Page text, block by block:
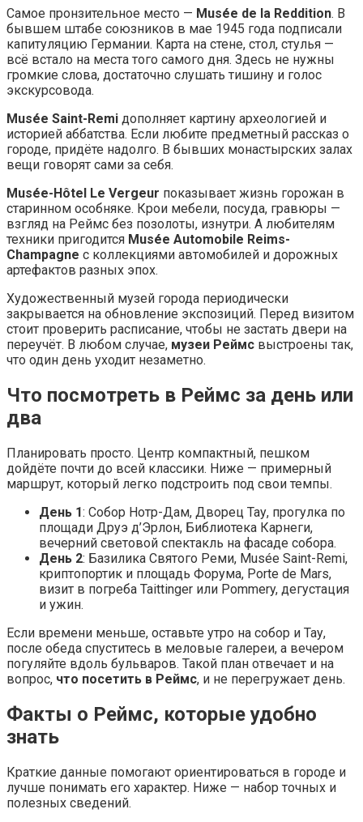
Самое пронзительное место — Musée de la Reddition. В
бывшем штабе союзников в мае 1945 года подписали
капитуляцию Германии. Карта на стене, стол, стулья —
всё встало на места того самого дня. Здесь не нужны
громкие слова, достаточно слушать тишину и голос
экскурсовода.
Musée Saint-Remi дополняет картину археологией и
историей аббатства. Если любите предметный рассказ о
городе, придёте надолго. В бывших монастырских залах
вещи говорят сами за себя.
Musée-Hôtel Le Vergeur показывает жизнь горожан в
старинном особняке. Крои мебели, посуда, гравюры —
взгляд на Реймс без позолоты, изнутри. А любителям
техники пригодится Musée Automobile Reims-
Champagne с коллекциями автомобилей и дорожных
артефактов разных эпох.
Художественный музей города периодически
закрывается на обновление экспозиций. Перед визитом
стоит проверить расписание, чтобы не застать двери на
переучёт. В любом случае, музеи Реймс выстроены так,
что один день уходит незаметно.
Что посмотреть в Реймс за день или
два
Планировать просто. Центр компактный, пешком
дойдёте почти до всей классики. Ниже — примерный
маршрут, который легко подстроить под свои темпы.
День 1: Собор Нотр-Дам, Дворец Тау, прогулка по
площади Друэ д’Эрлон, Библиотека Карнеги,
вечерний световой спектакль на фасаде собора.
День 2: Базилика Святого Реми, Musée Saint-Remi,
криптопортик и площадь Форума, Porte de Mars,
визит в погреба Taittinger или Pommery, дегустация
и ужин.
Если времени меньше, оставьте утро на собор и Тау,
после обеда спуститесь в меловые галереи, а вечером
погуляйте вдоль бульваров. Такой план отвечает и на
вопрос, что посетить в Реймс, и не перегружает день.
Факты о Реймс, которые удобно
знать
Краткие данные помогают ориентироваться в городе и
лучше понимать его характер. Ниже — набор точных и
полезных сведений.